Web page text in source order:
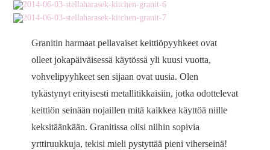
Granitin harmaat pellavaiset keittiöpyyhkeet ovat
olleet jokapäiväisessä käytössä yli kuusi vuotta,
vohvelipyyhkeet sen sijaan ovat uusia. Olen
tykästynyt erityisesti metallitikkaisiin, jotka odottelevat
keittiön seinään nojaillen mitä kaikkea käyttöä niille
keksitäänkään. Granitissa olisi niihin sopivia
yrttiruukkuja, tekisi mieli pystyttää pieni viherseinä!